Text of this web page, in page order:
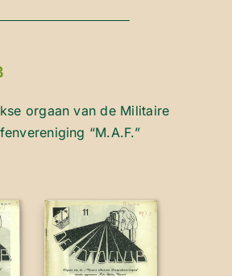
orgaan van de Militaire
“M.A.F.”